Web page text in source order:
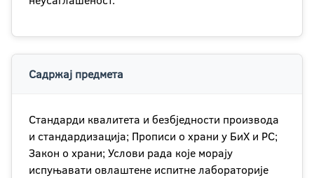
Садржај предмета
Стандарди квалитета и безбједности производа
и стандардизација; Прописи о храни у БиХ и РС;
Закон о храни; Услови рада које морају
испуњавати овлаштене испитне лабораторије